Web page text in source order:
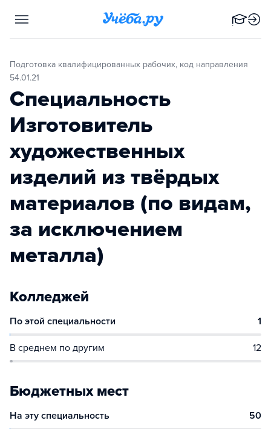
Подготовка квалифицированных рабочих, код направления
54.01.21
Специальность
Изготовитель
художественных
изделий из твёрдых
материалов (по видам,
за исключением
металла)
Колледжей
По этой специальности 1
В среднем по другим 12
Бюджетных мест
На эту специальность 50